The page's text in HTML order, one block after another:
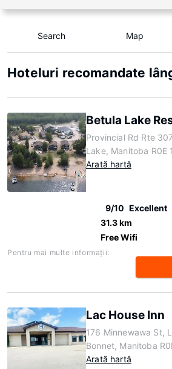
Search Map
Hoteluri recomandate
Betula Lake
Provincial Rd Rte
Lake, Manitoba R0E
Arată hartă
9/10 Excellent
31.3 km
Free Wifi
Pentru mai multe informaţii:
Lac House Inn
176 Minnewawa St,
Bonnet, Manitoba
Arată hartă